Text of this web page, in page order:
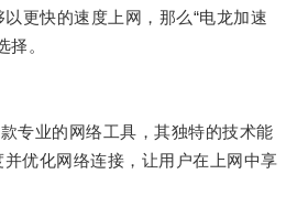
快的速度上网，那么“电龙加速
择。
业的网络工具，其独特的技术能
优化网络连接，让用户在上网中享